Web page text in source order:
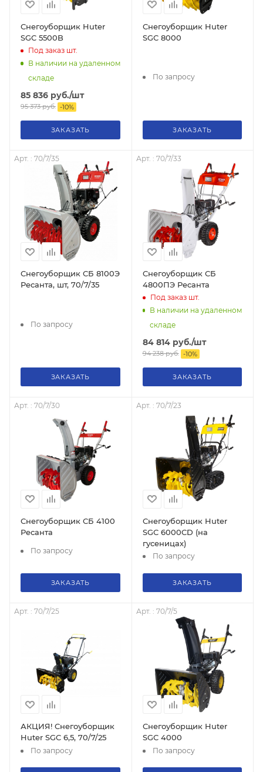
Снегоуборщик Huter
SGC 5500B
Под заказ шт.
В наличии на удаленном
складе
85 836 руб./шт
95 373руб. -10%
ЗАКАЗАТЬ
Снегоуборщик Huter
SGC 8000
По запросу
ЗАКАЗАТЬ
Арт. : 70/7/35
Снегоуборщик СБ 8100Э
Ресанта, шт, 70/7/35
По запросу
ЗАКАЗАТЬ
Арт. : 70/7/33
Снегоуборщик СБ
4800ПЭ Ресанта
Под заказшт.
В наличии на удаленном
складе
84 814руб./шт
94 238руб. -10%
ЗАКАЗАТЬ
Арт. : 70/7/30
Снегоуборщик СБ 4100
Ресанта
По запросу
ЗАКАЗАТЬ
Арт. : 70/7/23
Снегоуборщик Huter
SGC 6000CD (на
гусеницах)
По запросу
ЗАКАЗАТЬ
Арт. : 70/7/25
АКЦИЯ! Снегоуборщик
Huter SGC 6,5, 70/7/25
По запросу
Арт. : 70/7/5
Снегоуборщик Huter
SGC 4000
По запросу